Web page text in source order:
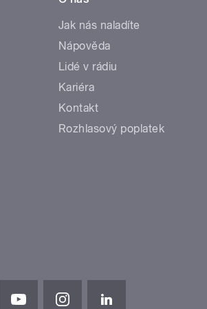
Jak nás naladíte
Nápověda
Lidé v rádiu
Kariéra
Kontakt
Rozhlasový poplatek